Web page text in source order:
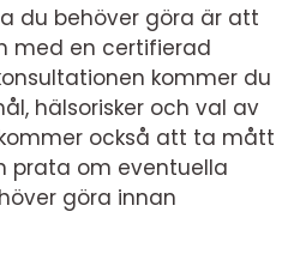
du behöver göra är att
med en certifierad
kommer du
hälsorisker och val av
också att ta mått
prata om eventuella
göra innan